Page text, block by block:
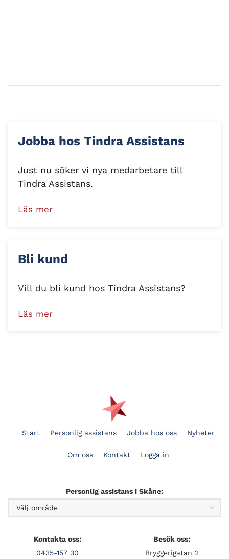
Jobba hos Tindra Assistans
Just nu söker vi nya medarbetare till
Tindra Assistans.
Läs mer
Bli kund
Vill du bli kund hos Tindra Assistans?
Läs mer
Start Personlig assistans Jobba hos oss Nyheter
Om oss Kontakt Logga in
Personlig assistans i Skåne:
Kontakta oss:
0435-157 30
Besök oss:
Bryggerigatan 2